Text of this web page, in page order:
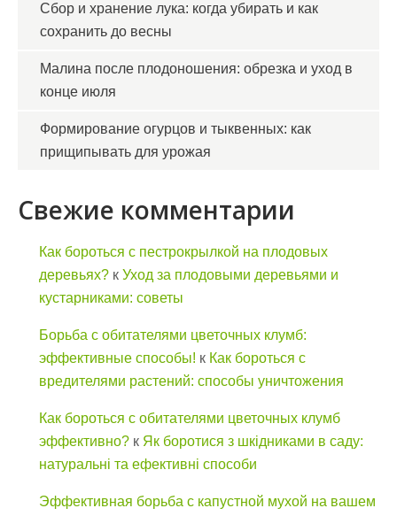
Сбор и хранение лука: когда убирать и как
сохранить до весны
Малина после плодоношения: обрезка и уход в
конце июля
Формирование огурцов и тыквенных: как
прищипывать для урожая
Свежие комментарии
Как бороться с пестрокрылкой на плодовых
деревьях? к Уход за плодовыми деревьями и
кустарниками: советы
Борьба с обитателями цветочных клумб:
эффективные способы! к Как бороться с
вредителями растений: способы уничтожения
Как бороться с обитателями цветочных клумб
эффективно? к Як боротися з шкідниками в саду:
натуральні та ефективні способи
Эффективная борьба с капустной мухой на вашем